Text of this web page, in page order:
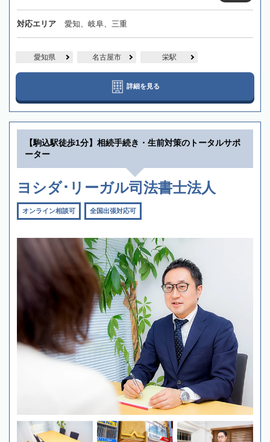
対応エリア 愛知、岐阜、三重
愛知県 名古屋市 栄駅
詳細を見る
【駒込駅徒歩1分】相続手続き・生前対策のトータルサポ
ーター
ヨシダ･リーガル司法書士法人
オンライン相談可 全国出張対応可